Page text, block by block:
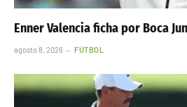
Enner Valencia ficha por Boca
agosto 8, 2026 FÚTBOL